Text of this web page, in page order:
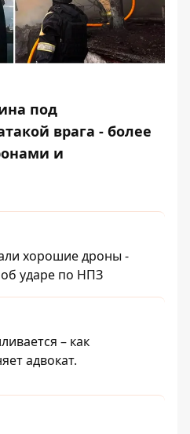
под
врага - более
и
хорошие дроны -
ударе по НПЗ
– как
адвокат.